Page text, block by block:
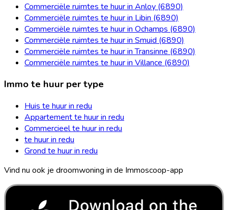
Commerciële ruimtes te huur in Anloy (6890)
Commerciële ruimtes te huur in Libin (6890)
Commerciële ruimtes te huur in Ochamps (6890)
Commerciële ruimtes te huur in Smuid (6890)
Commerciële ruimtes te huur in Transinne (6890)
Commerciële ruimtes te huur in Villance (6890)
Immo te huur per type
Huis te huur in redu
Appartement te huur in redu
Commercieel te huur in redu
te huur in redu
Grond te huur in redu
Vind nu ook je droomwoning in de Immoscoop-app